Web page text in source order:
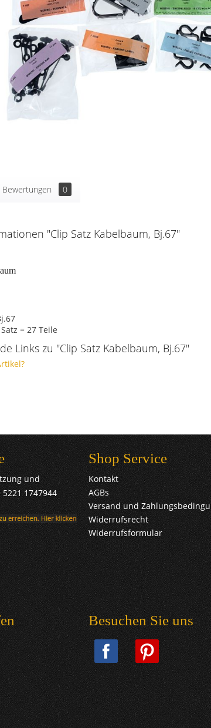
Bewertungen 0
"Clip Satz Kabelbaum, Bj.67"
= 27 Teile
Links zu "Clip Satz Kabelbaum, Bj.67"
und
5221 1747944
Shop Service
Kontakt
AGBs
Versand und
Widerrufsrecht
Widerrufsformular
Besuchen Sie uns